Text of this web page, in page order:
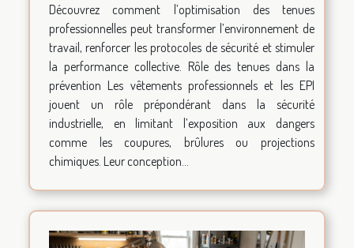
Découvrez comment l’optimisation des tenues
professionnelles peut transformer l’environnement de
travail, renforcer les protocoles de sécurité et stimuler
la performance collective. Rôle des tenues dans la
prévention Les vêtements professionnels et les EPI
jouent un rôle prépondérant dans la sécurité
industrielle, en limitant l’exposition aux dangers
comme les coupures, brûlures ou projections
chimiques. Leur conception...